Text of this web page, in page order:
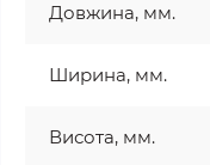
Довжина, мм.
Ширина, мм.
Висота, мм.